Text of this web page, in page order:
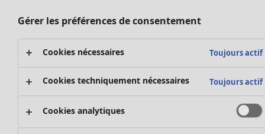
Promos SOLDES
Les promos de Gudrun Sjödén
Nouvel arrivage
Bonnes affaires en soldes - jusqu'à -70
Gérer les préférences de consentement
Cookies nécessaires Toujours actif
Cookies techniquement nécessaires Toujours actif
Cookies analytiques